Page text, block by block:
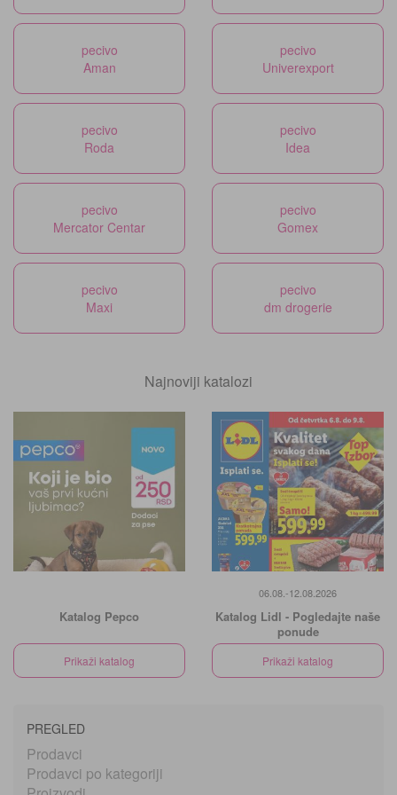
pecivo
Aman
pecivo
Univerexport
pecivo
Roda
pecivo
Idea
pecivo
Mercator Centar
pecivo
Gomex
pecivo
Maxi
pecivo
dm drogerie
Najnoviji katalozi
Katalog Pepco
Prikaži katalog
06.08.-12.08.2026
Katalog Lidl - Pogledajte naše
ponude
Prikaži katalog
PREGLED
Prodavci
Prodavci po kategoriji